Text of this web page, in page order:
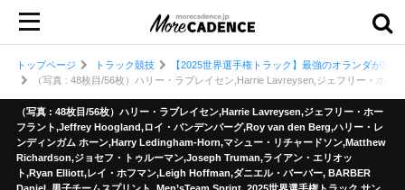
トップページ トラック競技
【2025世界選手権トラック】最強のオランダが3連
（写真 : 48枚目/56枚）ハリー・ラブレイセン,Harrie Lavreysen,ジェフリー・ホ
（写真 : 48枚目/56枚）ハリー・ラブレイセン,Harrie Lavreysen,ジェフリー・ホー
フラント,Jeffrey Hoogland,ロイ・バンデンバーグ,Roy van den Berg,ハリー・レ
ンディンガム ホーン,Harry Ledingham-Horn,マシュー・リチャードソン,Matthew
Richardson,ジョセフ・トゥルーマン,Joseph Truman,ライアン・エリオッ
ト,Ryan Elliott,レイ・ホフマン,Leigh Hoffman,ダニエル・バーバー, BARBER